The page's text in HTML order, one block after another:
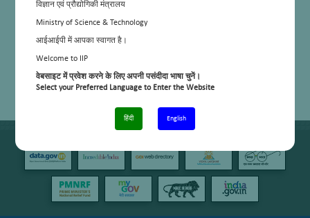
विज्ञान एवं प्रौद्योगिकी मंत्रालय
Ministry of Science & Technology
आईआईपी में आपका स्वागत है।
Welcome to IIP
वेबसाइट में प्रवेश करने के लिए अपनी पसंदीदा भाषा चुनें।
Select your Preferred Language to Enter the Website
हिंदी English